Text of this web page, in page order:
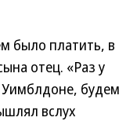
было платить, в
отец. «Раз у
Уимблдоне, будем
вслух